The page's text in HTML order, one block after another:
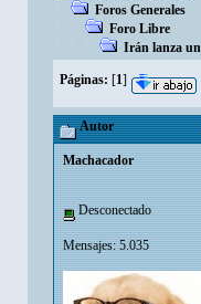
Foros Generales
Foro Libre
Irán lanza
Páginas: [1]
Autor
Machacador
Desconectado
Mensajes: 5.035